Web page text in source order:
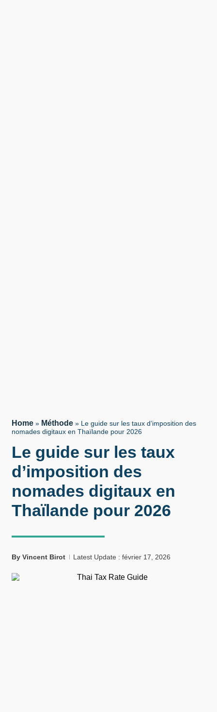
Home » Méthode » Le guide sur les taux d’imposition des
nomades digitaux en Thaïlande pour 2026
Le guide sur les taux
d’imposition des
nomades digitaux en
Thaïlande pour 2026
By Vincent Birot Latest Update : février 17, 2026